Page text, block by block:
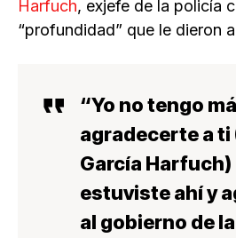
Harfuch, exjefe de la policía
“profundidad” que le dieron
“Yo no tengo
agradecerte a ti
García Harfuch)
estuviste ahíy
al gobierno de